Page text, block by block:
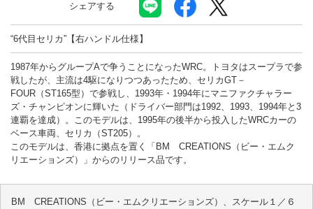
シェアする
“6代目セリカ”【右ハンドル仕様】
1987年からグループAで争うことになったWRC。トヨタはスープラで参
戦したが、主流は4駆になりつつあったため、セリカGT－
FOUR（ST165型）で参戦し、1993年・1994年にマニファクチャラー
ズ・チャンピオンに輝いた（ドライバー部門は1992、1993、1994年と3
連覇を達成）。このモデルは、1995年の後半から投入したWRCカーの
ベース車両、セリカ（ST205）。
このモデルは、香港に拠点を置く「BM CREATIONS（ビー・エムク
リエーションズ）」からのリリース品です。
BM CREATIONS（ビー・エムクリエーションズ）、スケール１／６